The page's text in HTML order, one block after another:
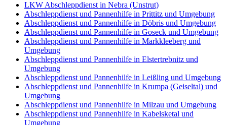
LKW Abschleppdienst in Nebra (Unstrut)
Abschleppdienst und Pannenhilfe in Prittitz und Umgebung
Abschleppdienst und Pannenhilfe in Döbris und Umgebung
Abschleppdienst und Pannenhilfe in Goseck und Umgebung
Abschleppdienst und Pannenhilfe in Markkleeberg und
Umgebung
Abschleppdienst und Pannenhilfe in Elstertrebnitz und
Umgebung
Abschleppdienst und Pannenhilfe in Leißling und Umgebung
Abschleppdienst und Pannenhilfe in Krumpa (Geiseltal) und
Umgebung
Abschleppdienst und Pannenhilfe in Milzau und Umgebung
Abschleppdienst und Pannenhilfe in Kabelsketal und
Umgebung